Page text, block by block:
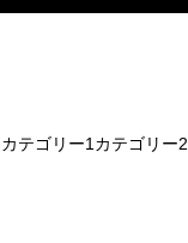
カテゴリー1 カテゴリー2